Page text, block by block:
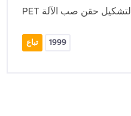
PET التشكيل حقن صب الآلة
تباع 1999